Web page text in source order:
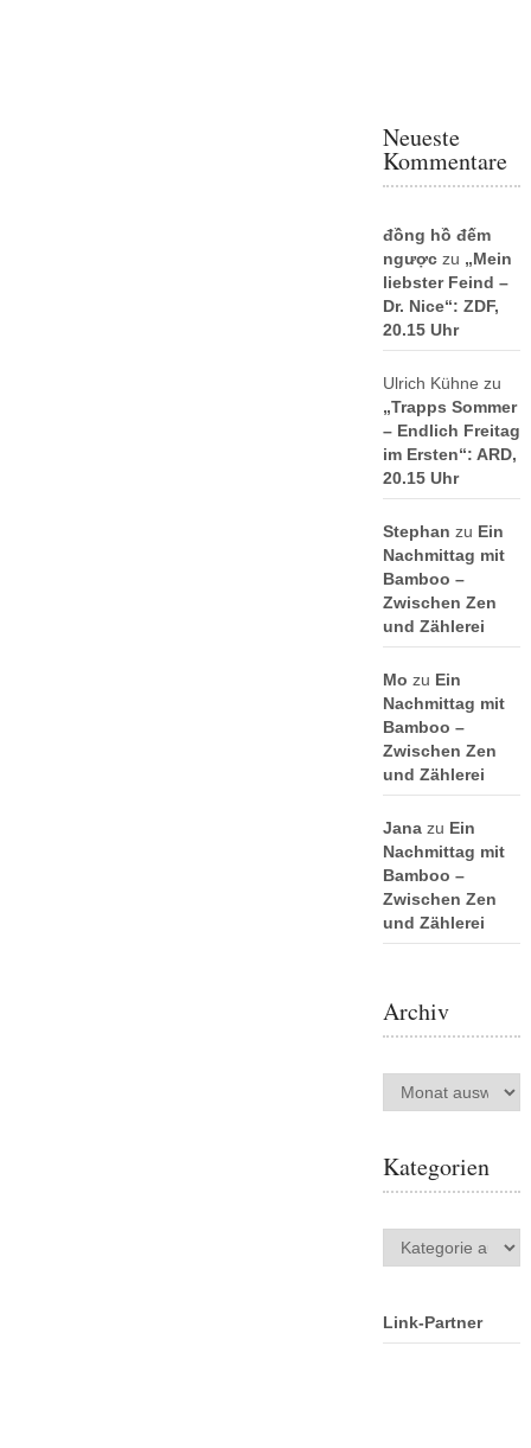
Neueste
Kommentare
đồng hồ đếm
ngượczu „Mein
liebster Feind –
Dr. Nice“: ZDF,
20.15 Uhr
Ulrich Kühne zu
„Trapps Sommer
– Endlich Freitag
im Ersten“: ARD,
20.15 Uhr
Stephan zu Ein
Nachmittag mit
Bamboo –
Zwischen Zen
und Zählerei
Mo zu Ein
Nachmittag mit
Bamboo –
Zwischen Zen
und Zählerei
Janazu Ein
Nachmittag mit
Bamboo –
Zwischen Zen
und Zählerei
Archiv
Archiv
Kategorien
Kategorien
Link-Partner